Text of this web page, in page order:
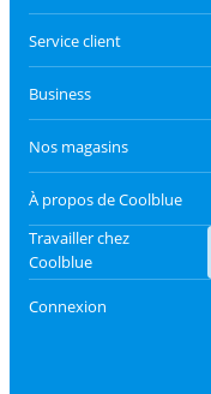
Service client
Business
Nos magasins
À propos de Coolblue
Travailler chez
Coolblue
Connexion